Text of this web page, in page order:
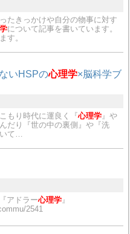
たきっかけや自分の物事に対す
について記事を書いています。
す。
いHSPの心理学×脳科学ブ
もり時代に運良く『心理学 』や
だり『世の中の裏側』や『洗
て…
アドラー心理学』
2541